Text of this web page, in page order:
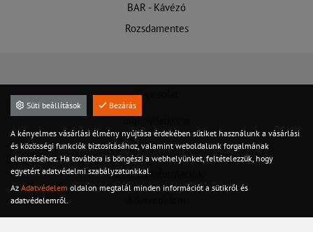
BAR - Kávézó
Rozsdamentes
Kapcsolat
Felhasználási feltételek
Hasznos információk
Süti beállítások Bezárás
A kényelmes vásárlási élmény nyújtása érdekében sütiket használunk a vásárlási
és közösségi funkciók biztosításához, valamint weboldalunk forgalmának
elemzéséhez. Ha továbbra is böngészi a webhelyünket, feltételezzük, hogy
egyetért adatvédelmi szabályzatunkkal.
Az Adatvédelem oldalon megtalál minden információt a sütikről és
adatvédelemről.